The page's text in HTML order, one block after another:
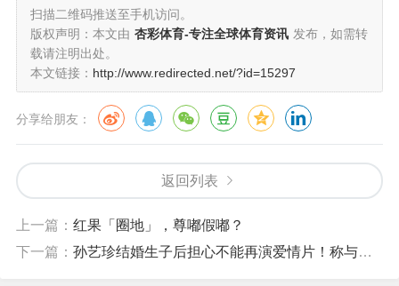
霸，成绩优异，还极具运动天赋，是体育健将。此前，李
立仁就读的学校分享了一段被名校录取的学生名单短片，
李立仁的名字赫然在列。若他真的被纽约大学艺术学院录
取，就意味着他与知名导演李安成为了校友，足见其优秀
程度。
如果李立仁最终选择了这条道路，相信以李克勤对儿子的
能够专心读书，未来的打算，还是要看他自己的想法。
扫描二维码推送至手机访问。
版权声明：本文由 杏彩体育-专注全球体育资讯 发布，如需转
载请注明出处。
本文链接： http://www.redirected.net/?id=15297
分享给朋友：
返回列表
上一篇： 红果「圈地」，尊嘟假嘟？
下一篇： 孙艺珍结婚生子后担心不能再演爱情片！称与老公玄彬平时不怎么聊工作